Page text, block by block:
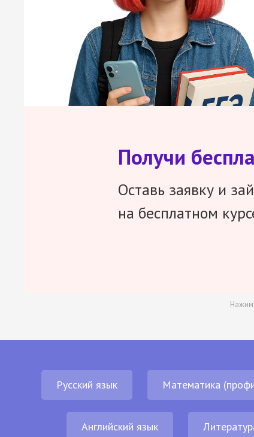
Получи
Оставь заявку и
на бесплатном
Русский язык Математика
Английский язык